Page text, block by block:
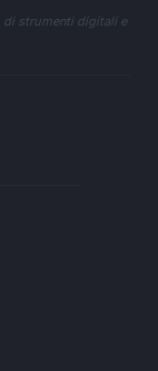
di strumenti digitali e